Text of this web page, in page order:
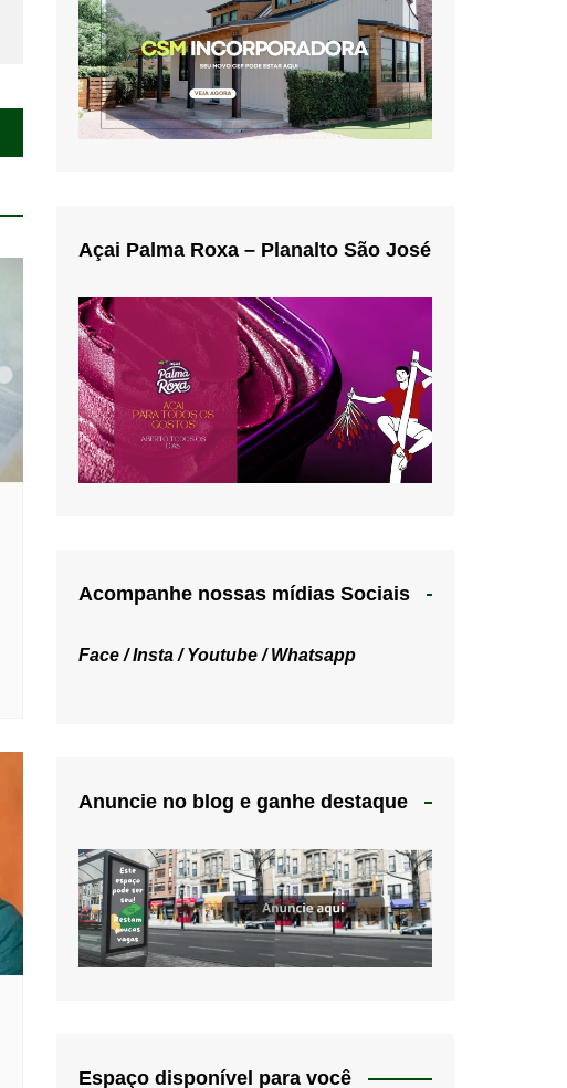
Açai Palma Roxa – Planalto São José
Acompanhe nossas mídias Sociais
Face /Insta /Youtube /Whatsapp
Anuncie no blog e ganhe destaque
Espaço disponível para você